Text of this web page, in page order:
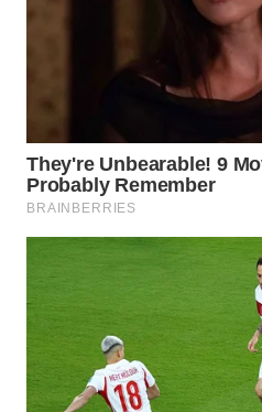
WN
BOGOR
DEPOK
WN
TAPANULI
UTARA